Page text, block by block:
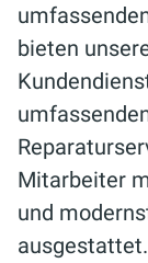
bieten
Mitarbeiter
und